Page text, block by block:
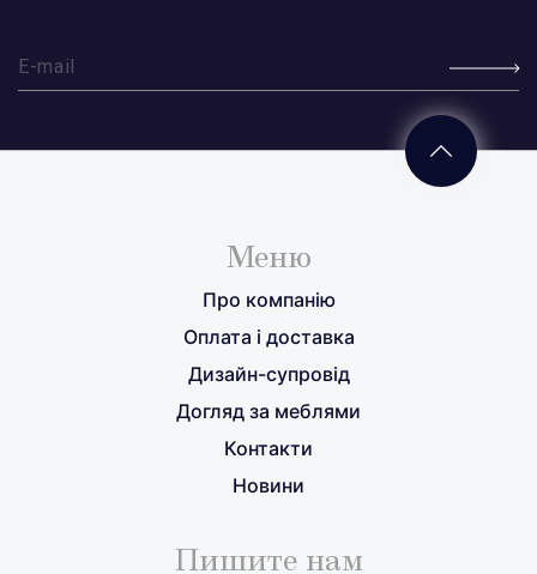
Меню
Про компанію
Оплата і доставка
Дизайн-супровід
Догляд за меблями
Контакти
Новини
Пишите нам